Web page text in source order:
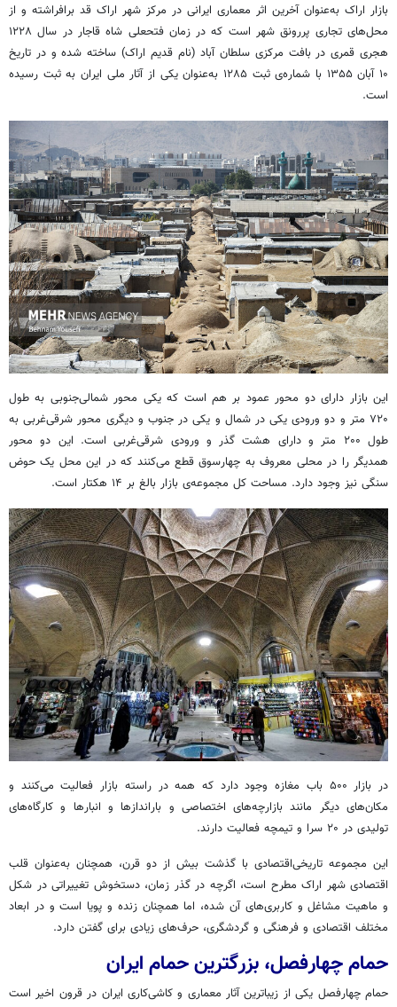
بازار اراک به‌عنوان آخرین اثر معماری ایرانی در مرکز شهر اراک قد برافراشته و از
محل‌های تجاری پررونق شهر است که در زمان فتحعلی شاه قاجار در سال ۱۲۲۸
هجری قمری در بافت مرکزی سلطان آباد (نام قدیم اراک) ساخته شده و در تاریخ
۱۰ آبان ۱۳۵۵ با شماره‌ی ثبت ۱۲۸۵ به‌عنوان یکی از آثار ملی ایران به ثبت رسیده
است.
این بازار دارای دو محور عمود بر هم است که یکی محور شمالی‌جنوبی به طول
۷۲۰ متر و دو ورودی یکی در شمال و یکی در جنوب و دیگری محور شرقی‌غربی به
طول ۲۰۰ متر و دارای هشت گذر و ورودی شرقی‌غربی است. این دو محور
همدیگر را در محلی معروف به چهارسوق قطع می‌کنند که در این محل یک حوض
سنگی نیز وجود دارد. مساحت کل مجموعه‌ی بازار بالغ بر ۱۴ هکتار است.
در بازار ۵۰۰ باب مغازه وجود دارد که همه در راسته بازار فعالیت می‌کنند و
مکان‌های دیگر مانند بازارچه‌های اختصاصی و باراندازها و انبارها و کارگاه‌های
تولیدی در ۲۰ سرا و تیمچه فعالیت دارند.
این مجموعه تاریخی‌اقتصادی با گذشت بیش از دو قرن، همچنان به‌عنوان قلب
اقتصادی شهر اراک مطرح است، اگرچه در گذر زمان، دستخوش تغییراتی در شکل
و ماهیت مشاغل و کاربری‌های آن شده، اما همچنان زنده و پویا است و در ابعاد
مختلف اقتصادی و فرهنگی و گردشگری، حرف‌های زیادی برای گفتن دارد.
حمام چهارفصل، بزرگترین حمام ایران
حمام چهارفصل یکی از زیباترین آثار معماری و کاشی‌کاری ایران در قرون اخیر است